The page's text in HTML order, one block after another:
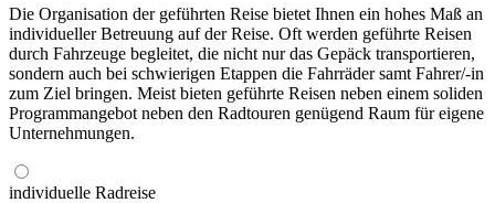
Die Organisation der geführten Reise bietet Ihnen ein hohes Maß an
individueller Betreuung auf der Reise. Oft werden geführte Reisen
durch Fahrzeuge begleitet, die nicht nur das Gepäck transportieren,
sondern auch bei schwierigen Etappen die Fahrräder samt Fahrer/-in
zum Ziel bringen. Meist bieten geführte Reisen neben einem soliden
Programmangebot neben den Radtouren genügend Raum für eigene
Unternehmungen.
individuelle Radreise